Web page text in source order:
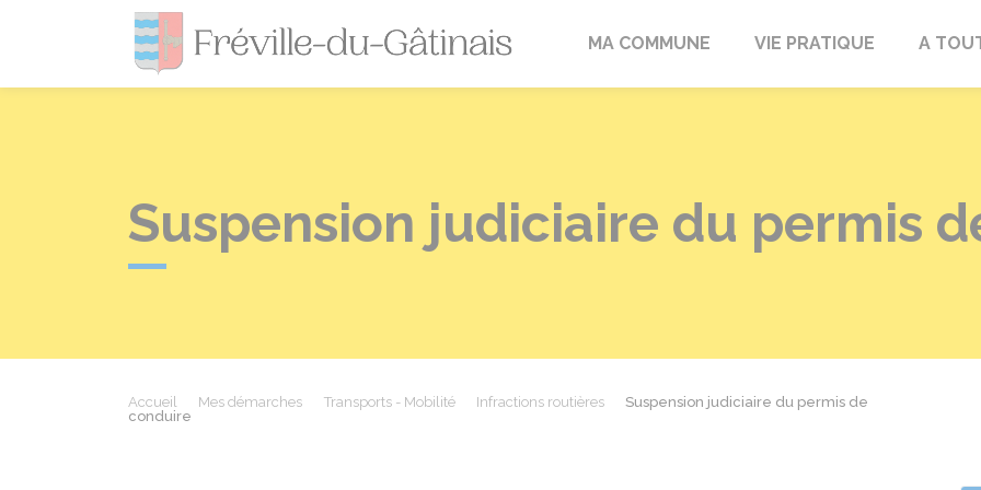
Fréville-du-Gâtinais
MA COMMUNE VIE PRATIQUE A
Suspension judiciaire du permis
Accueil Mes démarches Transports - Mobilité Infractions routières
Suspension judiciaire du permis de
conduire